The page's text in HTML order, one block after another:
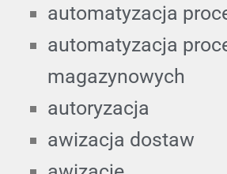
automatyzacja
automatyzacja
magazynowych
autoryzacja
awizacja dostaw